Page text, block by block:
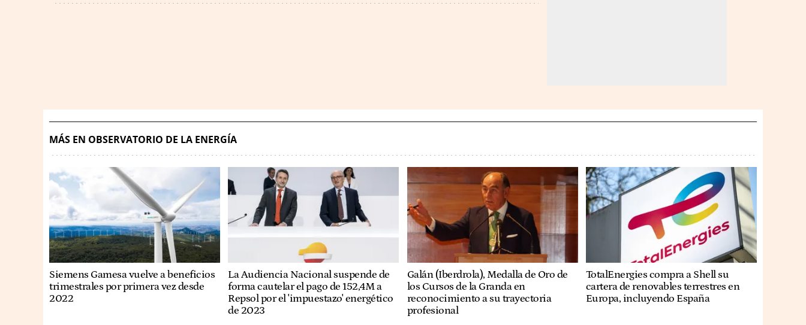
MÁS EN OBSERVATORIO DE LA ENERGÍA
Siemens Gamesa vuelve a beneficios
trimestrales por primera vez desde
2022
La Audiencia Nacional suspende de
forma cautelar el pago de 152,4M a
Repsol por el 'impuestazo' energético
de 2023
Galán (Iberdrola), Medalla de Oro de
los Cursos de la Granda en
reconocimiento a su trayectoria
profesional
TotalEnergies compra a Shell su
cartera de renovables terrestres en
Europa, incluyendo España